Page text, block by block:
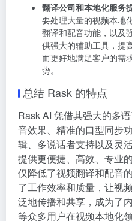
翻译公司和本地化服务
要处理大量的视频本地
翻译和配音功能，以及
供强大的辅助工具，提
而更好地满足客户的需
势。
总结 Rask 的特点
Rask AI 凭借其强大的多
音效果、精准的口型同步
辑、多说话者支持以及灵
提供更便捷、高效、专业
仅降低了视频翻译和配音
了工作效率和质量，让视
泛地传播和共享，成为了
等众多用户在视频本地化